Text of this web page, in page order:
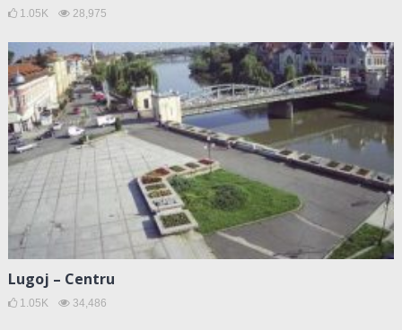
1.05K 28,975
Lugoj – Centru
1.05K 34,486